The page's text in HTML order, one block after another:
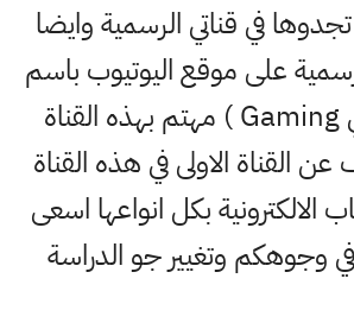
في قناتي الرسمية وايضا
على موقع اليوتيوب باسم
( احمد مهدي Gaming ) مهتم بهذه القناة
القناة الاولى في هذه القناة
الالكترونية بكل انواعها اسعى
وجوهكم وتغيير جو الدراسة